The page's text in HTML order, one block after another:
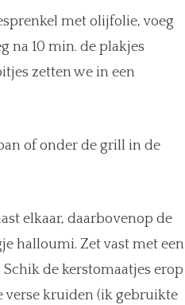
met olijfolie, voeg
na 10 min. de plakjes
zetten we in een
of onder de grill in de
elkaar, daarbovenop de
halloumi. Zet vast met een
de kerstomaatjes erop
kruiden (ik gebruikte